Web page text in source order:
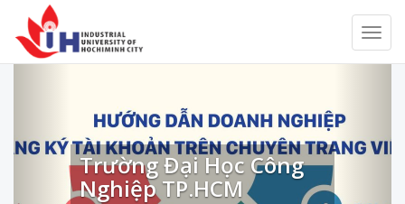
Trường Đại Học Công
Nghiệp TP.HCM